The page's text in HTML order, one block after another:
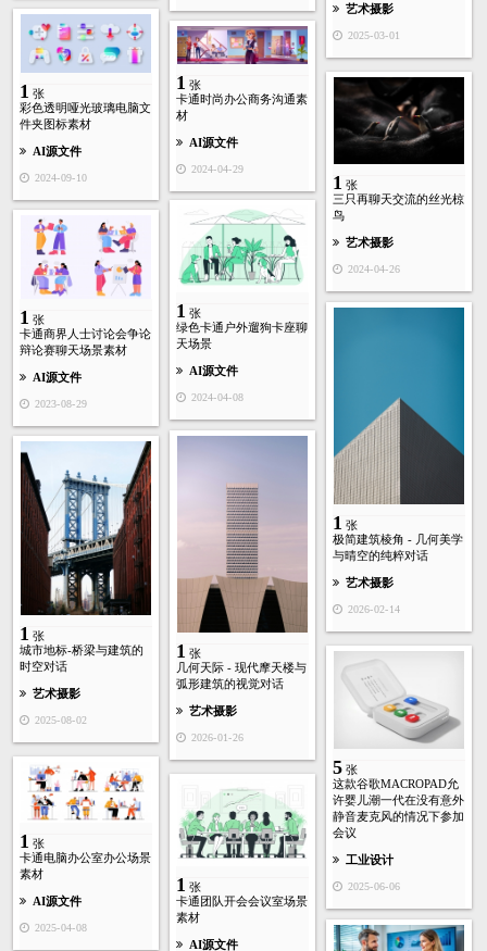
艺术摄影
2025-03-01
1 张
彩色透明哑光玻璃电脑文
件夹图标素材
AI源文件
2024-09-10
1 张
卡通时尚办公商务沟通素
材
AI源文件
2024-04-29
1 张
三只再聊天交流的丝光椋
鸟
艺术摄影
2024-04-26
1 张
绿色卡通户外遛狗卡座聊
天场景
AI源文件
2024-04-08
1 张
卡通商界人士讨论会争论
辩论赛聊天场景素材
AI源文件
2023-08-29
1 张
极简建筑棱角 - 几何美学
与晴空的纯粹对话
艺术摄影
2026-02-14
1 张
几何天际 - 现代摩天楼与
弧形建筑的视觉对话
艺术摄影
2026-01-26
1 张
城市地标-桥梁与建筑的
时空对话
艺术摄影
2025-08-02
5 张
这款谷歌MACROPAD允
许婴儿潮一代在没有意外
静音麦克风的情况下参加
会议
工业设计
2025-06-06
1 张
卡通电脑办公室办公场景
素材
AI源文件
2025-04-08
1 张
卡通团队开会会议室场景
素材
AI源文件